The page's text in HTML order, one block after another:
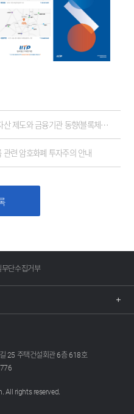
[간담회]미국 가상자산 제도와 금융기관 동향(블록체인 산업 진흥과 소비자 보호를 위한 가상자산 업권법TF)개최
관련 암호화폐 투자주의 안내
무단수집거부
25 주택건설회관 6층 618호
All rights reserved.